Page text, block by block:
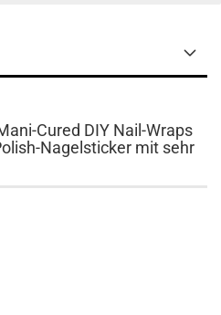
Cured DIY Nail-Wraps
Nagelsticker mit sehr